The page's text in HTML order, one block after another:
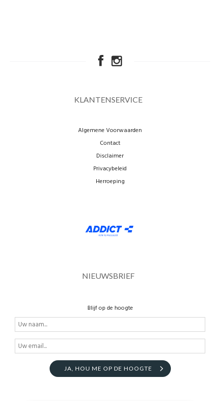
KLANTENSERVICE
Algemene Voorwaarden
Contact
Disclaimer
Privacybeleid
Herroeping
NIEUWSBRIEF
Blijf op de hoogte
JA, HOU ME OP DE HOOGTE